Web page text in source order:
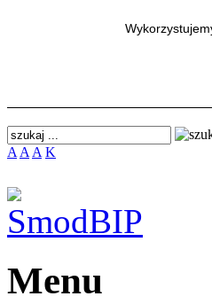
SmodBIP
A A A K
Menu